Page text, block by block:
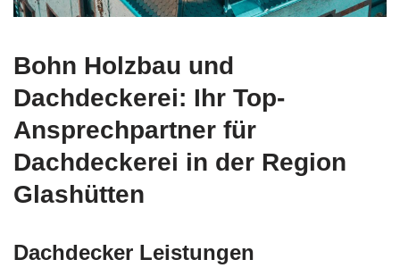
Bohn Holzbau und
Dachdeckerei: Ihr Top-
Ansprechpartner für
Dachdeckerei in der Region
Glashütten
Dachdecker Leistungen